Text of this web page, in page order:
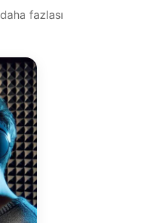
fazlası